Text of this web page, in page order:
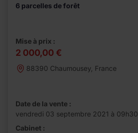
6 parcelles de forêt
Mise à prix :
2 000,00 €
88390 Chaumousey, France
Date de la vente :
vendredi 03 septembre 2021 à 09h30
Cabinet :